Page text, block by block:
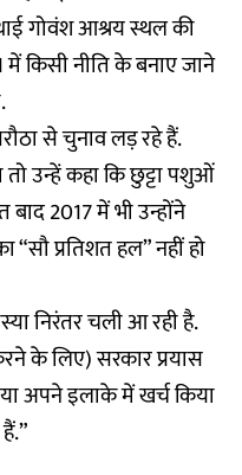
गोवंश आश्रय स्थल की
में किसी नीति के बनाए जाने
से चुनाव लड़ रहे हैं.
उन्हें कहा कि छुट्टा पशुओं
2017 में भी उन्होंने
प्रतिशत हल” नहीं हो
निरंतर चली आ रही है.
के लिए) सरकार प्रयास
अपने इलाके में खर्च किया